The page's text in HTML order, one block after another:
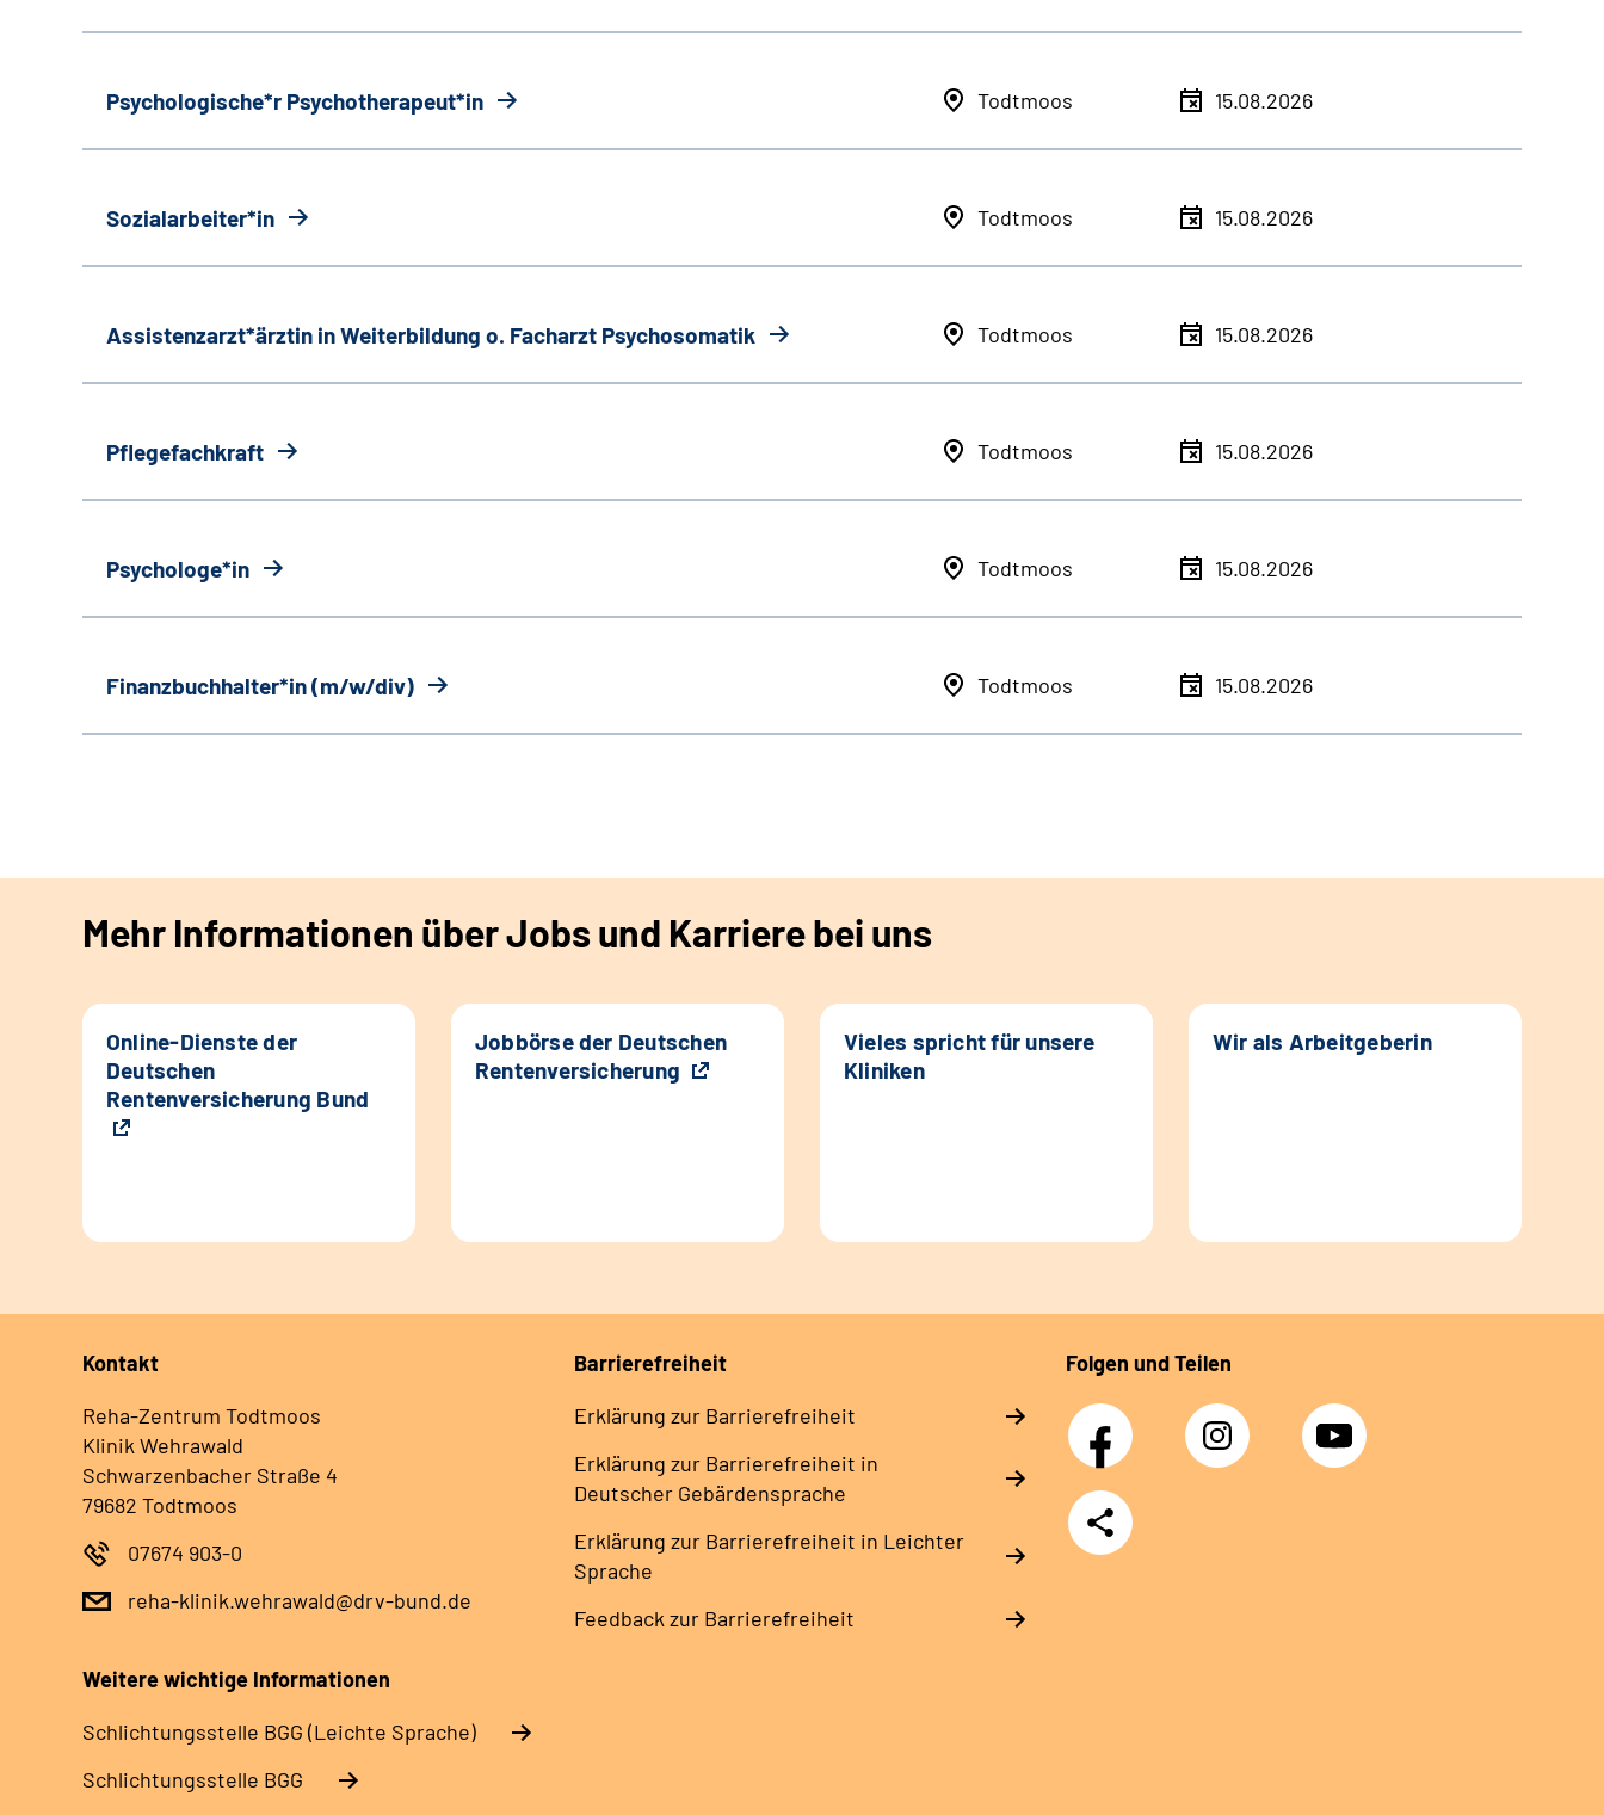
Psychologische*r Psychotherapeut*in Todtmoos 15.08.2026
Sozialarbeiter*in Todtmoos 15.08.2026
Assistenzarzt*ärztin in Weiterbildung o. Facharzt Psychosomatik Todtmoos 15.08.2026
Pflegefachkraft Todtmoos 15.08.2026
Psychologe*in Todtmoos 15.08.2026
Finanzbuchhalter*in (m/w/div) Todtmoos 15.08.2026
Mehr Informationen über Jobs und Karriere bei uns
Online-Dienste der
Deutschen
Rentenversicherung Bund
Jobbörse der Deutschen
Rentenversicherung
Vieles spricht für unsere
Kliniken
Wir als Arbeitgeberin
Kontakt
Reha-Zentrum Todtmoos
Klinik Wehrawald
Schwarzenbacher Straße 4
79682 Todtmoos
07674 903-0
reha-klinik.wehrawald@drv-bund.de
Barrierefreiheit
Erklärung zur Barrierefreiheit
Erklärung zur Barrierefreiheit in
Deutscher Gebärdensprache
Erklärung zur Barrierefreiheit in Leichter
Sprache
Feedback zur Barrierefreiheit
Folgen und Teilen
Facebook Instagram YouTube
Teilen
Weitere wichtige Informationen
Schlich­tungs­stel­le BGG (Leichte Sprache)
Schlich­tungs­stel­le BGG